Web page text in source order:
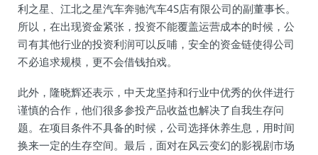
利之星、江北之星汽车奔驰汽车4S店有限公司的副董事长。
所以，在出现资金紧张，投资不能覆盖运营成本的时候，公
司有其他行业的投资利润可以反哺，安全的资金链使得公司
不必追求规模，更不会借钱拍戏。
此外，隆晓辉还表示，中天龙坚持和行业中优秀的伙伴进行
谨慎的合作，他们很多参投产品收益也解决了自我生存问
题。在项目条件不具备的时候，公司选择休养生息，用时间
换来一定的生存空间。最后，面对在风云变幻的影视剧市场